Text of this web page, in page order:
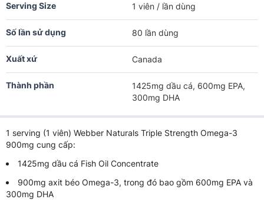
Serving Size 1 viên / lần dùng
Số lần sử dụng 80 lần dùng
Xuất xứ Canada
Thành phần
1425mg dầu cá, 600mg EPA,
300mg DHA
1 serving (1 viên) Webber Naturals Triple Strength Omega-3
900mg cung cấp:
1425mg dầu cá Fish Oil Concentrate
900mg axit béo Omega-3, trong đó bao gồm 600mg EPA và
300mg DHA